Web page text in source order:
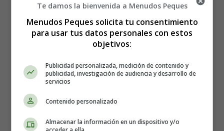
Problemas 14 - Sumas y
Fichas con problemas de
Te damos la bienvenida a Menudos Peques
Menudos Peques solicita tu consentimiento
para usar tus datos personales con estos
objetivos:
Publicidad personalizada, medición de contenido y
publicidad, investigación de audiencia y desarrollo de
servicios
Contenido personalizado
Almacenar la información en un dispositivo y/o